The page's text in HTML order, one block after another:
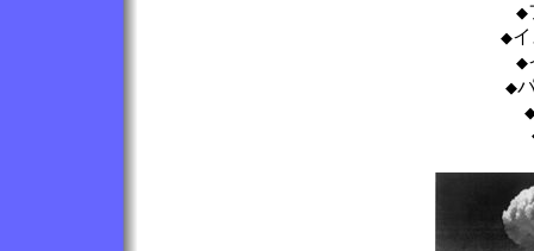
◆
◆
◆
◆